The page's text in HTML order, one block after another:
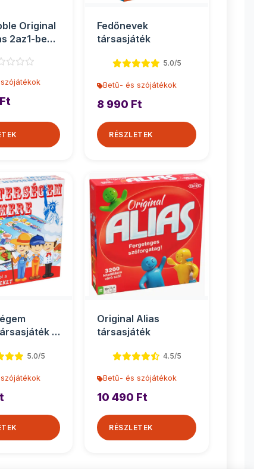
Original
2az1-ben -
Fedőnevek
társasjáték
5.0/5
Betű- és szójátékok
8 990 Ft
RÉSZLETEK
-
5.0/5
Original Alias
társasjáték
4.5/5
Betű- és szójátékok
10 490 Ft
RÉSZLETEK